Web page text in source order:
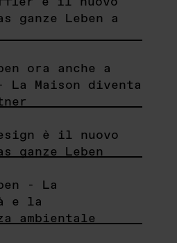
ganze Leben a
ora anche a
La Maison diventa
è il nuovo
ganze Leben
- La
e la
ambientale